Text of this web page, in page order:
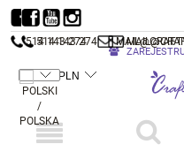
514 143 274
514 143 274